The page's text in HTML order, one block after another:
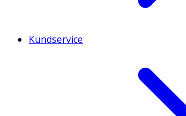
Kundservice